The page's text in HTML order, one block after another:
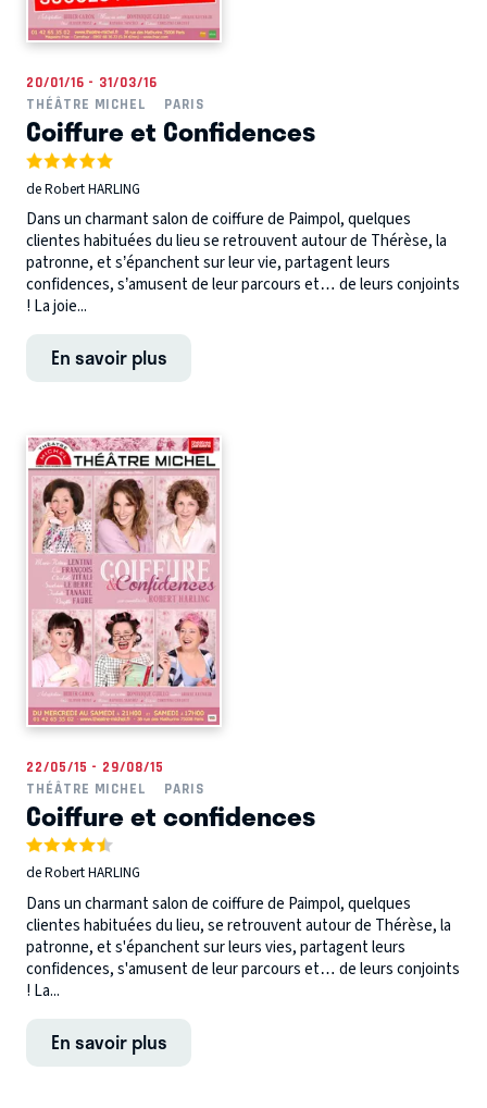
20/01/16 - 31/03/16
THÉÂTRE MICHEL
PARIS
Coiffure et Confidences
de Robert HARLING
Dans un charmant salon de coiffure de Paimpol, quelques
clientes habituées du lieu se retrouvent autour de Thérèse, la
patronne, et s’épanchent sur leur vie, partagent leurs
confidences, s’amusent de leur parcours et… de leurs conjoints
! La joie...
En savoir plus
22/05/15 - 29/08/15
THÉÂTRE MICHEL
PARIS
Coiffure et confidences
de Robert HARLING
Dans un charmant salon de coiffure de Paimpol, quelques
clientes habituées du lieu, se retrouvent autour de Thérèse, la
patronne, et s'épanchent sur leurs vies, partagent leurs
confidences, s'amusent de leur parcours et… de leurs conjoints
! La...
En savoir plus